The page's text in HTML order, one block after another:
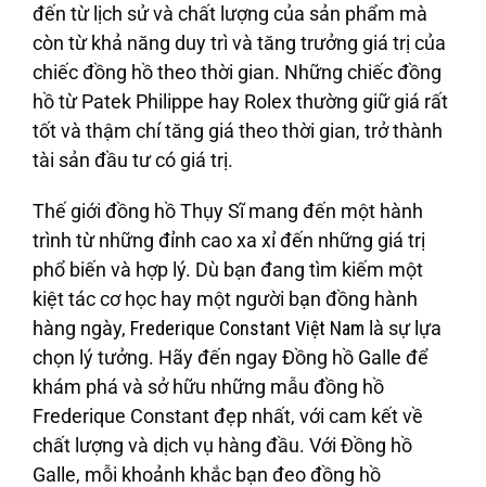
đến từ lịch sử và chất lượng của sản phẩm mà
còn từ khả năng duy trì và tăng trưởng giá trị của
chiếc đồng hồ theo thời gian. Những chiếc đồng
hồ từ Patek Philippe hay Rolex thường giữ giá rất
tốt và thậm chí tăng giá theo thời gian, trở thành
tài sản đầu tư có giá trị.
Thế giới đồng hồ Thụy Sĩ mang đến một hành
trình từ những đỉnh cao xa xỉ đến những giá trị
phổ biến và hợp lý. Dù bạn đang tìm kiếm một
kiệt tác cơ học hay một người bạn đồng hành
hàng ngày, Frederique Constant Việt Nam là sự lựa
chọn lý tưởng. Hãy đến ngayĐồng hồ Galle để
khám phá và sở hữu những mẫu đồng hồ
Frederique Constant đẹp nhất, với cam kết về
chất lượng và dịch vụ hàng đầu. Với Đồng hồ
Galle, mỗi khoảnh khắc bạn đeo đồng hồ